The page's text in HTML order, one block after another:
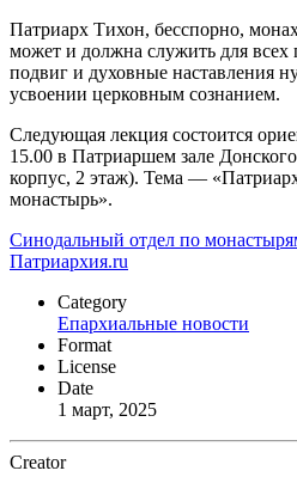
Патриарх Тихон, бесспорно,
может и должна служить для
подвиг и духовные наставления
усвоении церковным сознанием.
Следующая лекция состоится
15.00 в Патриаршем зале
корпус, 2 этаж). Тема —
монастырь».
Синодальный отдел по
Патриархия.ru
Category
Епархиальные новости
Format
License
Date
1 март, 2025
Creator